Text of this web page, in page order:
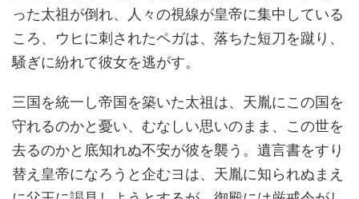
った太祖が倒れ、人々の視線が皇帝に集中している
ころ、ウヒに刺されたペガは、落ちた短刀を蹴り、
騒ぎに紛れて彼女を逃がす。
三国を統一し帝国を築いた太祖は、天胤にこの国を
守れるのかと憂い、むなしい思いのまま、この世を
去るのかと底知れぬ不安が彼を襲う。遺言書をすり
替え皇帝になろうと企むヨは、天胤に知られぬまえ